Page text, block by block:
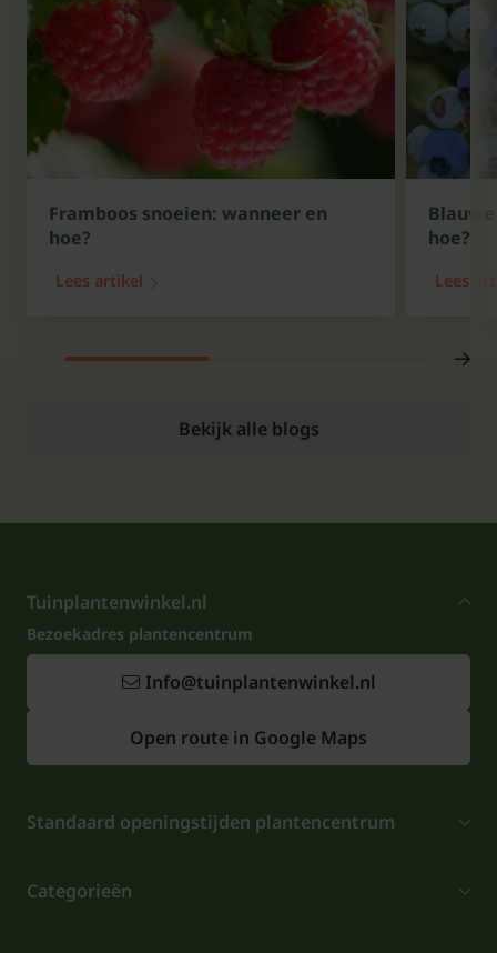
Framboos snoeien: wanneer en
hoe?
Lees artikel
hoe?
Lees
Bekijk alle blogs
Tuinplantenwinkel.nl
Bezoekadres plantencentrum
Info@tuinplantenwinkel.nl
Open route in Google Maps
Standaard openingstijden plantencentrum
Categorieën